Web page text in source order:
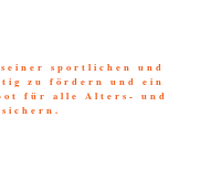
sportlichen und
zu fördern und ein
für alle Alters- und